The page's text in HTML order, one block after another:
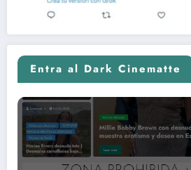
Entra al Dark Cinematte